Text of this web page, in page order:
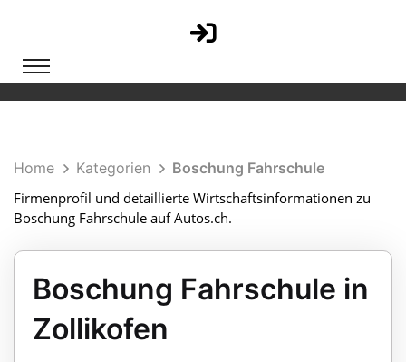
Home Kategorien
Boschung Fahrschule
Firmenprofil und detaillierte Wirtschaftsinformationen zu
Boschung Fahrschule auf Autos.ch.
Boschung Fahrschule in
Zollikofen